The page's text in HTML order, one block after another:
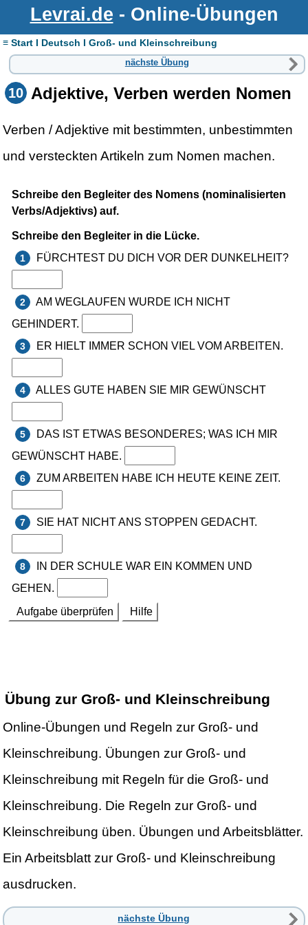
Levrai.de - Online-Übungen
≡ Start I Deutsch I Groß- und Kleinschreibung
nächste Übung
10 Adjektive, Verben werden Nomen
Verben / Adjektive mit bestimmten, unbestimmten
und versteckten Artikeln zum Nomen machen.
Übung zur Groß- und Kleinschreibung
Online-Übungen und Regeln zur Groß- und
Kleinschreibung. Übungen zur Groß- und
Kleinschreibung mit Regeln für die Groß- und
Kleinschreibung. Die Regeln zur Groß- und
Kleinschreibung üben. Übungen und Arbeitsblätter.
Ein Arbeitsblatt zur Groß- und Kleinschreibung
ausdrucken.
nächste Übung